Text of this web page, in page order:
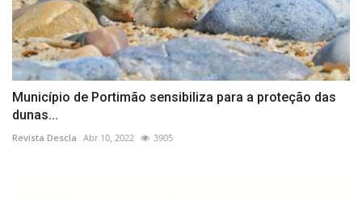
Município de Portimão sensibiliza para a proteção das
dunas...
Revista Descla Abr 10, 2022 3905